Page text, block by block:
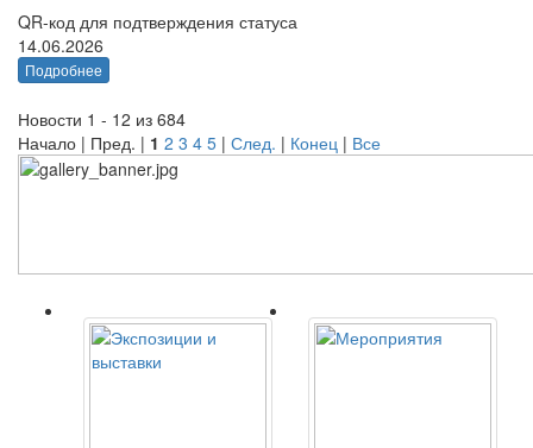
QR-код для подтверждения статуса
14.06.2026
Подробнее
Новости 1 - 12 из 684
Начало | Пред. | 1 2 3 4 5 | След. | Конец | Все